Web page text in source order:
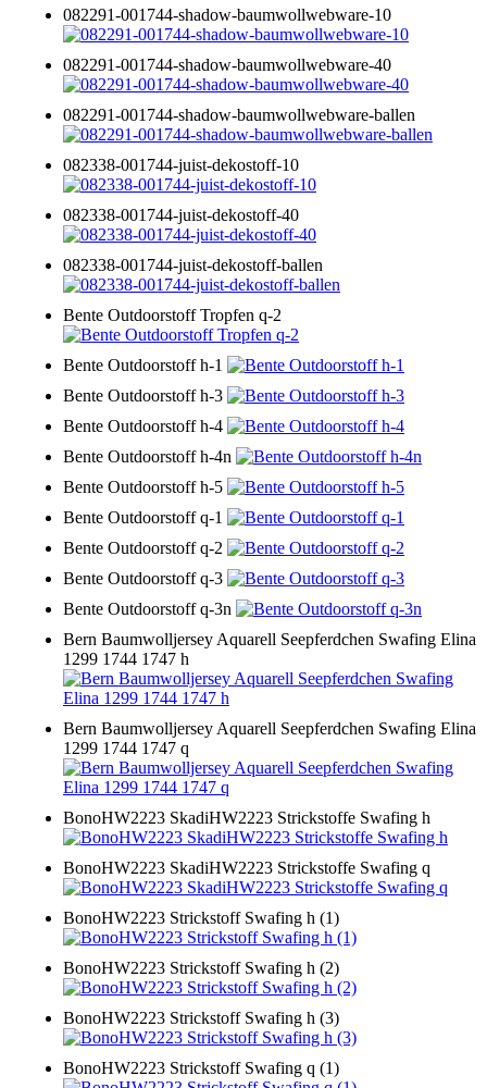
082291-001744-shadow-baumwollwebware-10
082291-001744-shadow-baumwollwebware-40
082291-001744-shadow-baumwollwebware-ballen
082338-001744-juist-dekostoff-10
082338-001744-juist-dekostoff-40
082338-001744-juist-dekostoff-ballen
Bente Outdoorstoff Tropfen q-2
Bente Outdoorstoff h-1
Bente Outdoorstoff h-3
Bente Outdoorstoff h-4
Bente Outdoorstoff h-4n
Bente Outdoorstoff h-5
Bente Outdoorstoff q-1
Bente Outdoorstoff q-2
Bente Outdoorstoff q-3
Bente Outdoorstoff q-3n
Bern Baumwolljersey Aquarell Seepferdchen Swafing Elina
1299 1744 1747 h
Bern Baumwolljersey Aquarell Seepferdchen Swafing Elina
1299 1744 1747 q
BonoHW2223 SkadiHW2223 Strickstoffe Swafing h
BonoHW2223 SkadiHW2223 Strickstoffe Swafing q
BonoHW2223 Strickstoff Swafing h (1)
BonoHW2223 Strickstoff Swafing h (2)
BonoHW2223 Strickstoff Swafing h (3)
BonoHW2223 Strickstoff Swafing q (1)